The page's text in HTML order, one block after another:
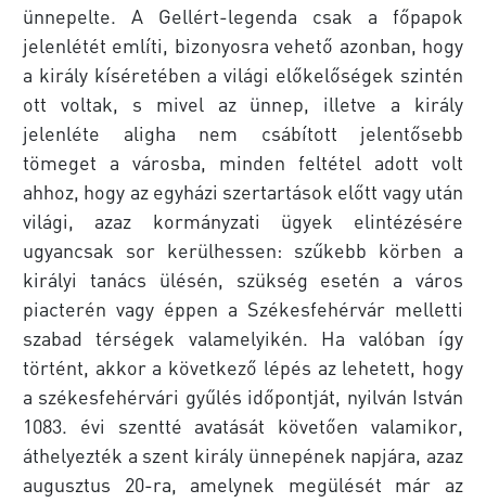
ünnepelte. A Gellért-legenda csak a főpapok
jelenlétét említi, bizonyosra vehető azonban, hogy
a király kíséretében a világi előkelőségek szintén
ott voltak, s mivel az ünnep, illetve a király
jelenléte aligha nem csábított jelentősebb
tömeget a városba, minden feltétel adott volt
ahhoz, hogy az egyházi szertartások előtt vagy után
világi, azaz kormányzati ügyek elintézésére
ugyancsak sor kerülhessen: szűkebb körben a
királyi tanács ülésén, szükség esetén a város
piacterén vagy éppen a Székesfehérvár melletti
szabad térségek valamelyikén. Ha valóban így
történt, akkor a következő lépés az lehetett, hogy
a székesfehérvári gyűlés időpontját, nyilván István
1083. évi szentté avatását követően valamikor,
áthelyezték a szent király ünnepének napjára, azaz
augusztus 20-ra, amelynek megülését már az